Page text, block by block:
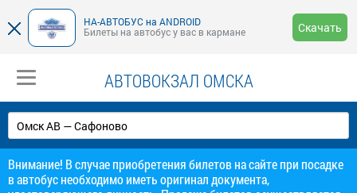
НА-АВТОБУС на ANDROID
Билеты на автобус у вас в кармане
Скачать
АВТОВОКЗАЛ ОМСКА
Внимание! В случае приобретения билетов на сайте при посадке
в автобус необходимо иметь оригинал документа,